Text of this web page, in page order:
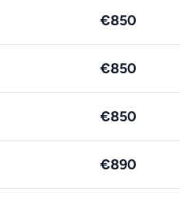
€850
€850
€850
€890